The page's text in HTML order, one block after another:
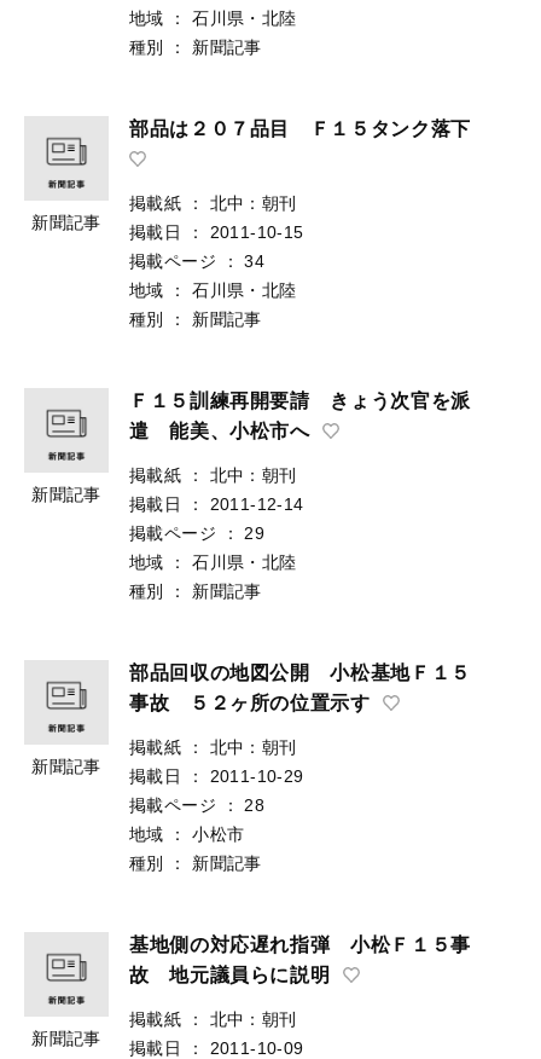
地域
：
石川県・北陸
種別
： 新聞記事
新聞記事
部品は２０７品目 Ｆ１５タンク落下
掲載紙 ：
北中：朝刊
掲載日
：
2011-10-15
掲載ページ
：
34
地域
：
石川県・北陸
種別
： 新聞記事
新聞記事
Ｆ１５訓練再開要請 きょう次官を派
遣 能美、小松市へ
掲載紙 ：
北中：朝刊
掲載日
：
2011-12-14
掲載ページ
：
29
地域
：
石川県・北陸
種別
： 新聞記事
新聞記事
部品回収の地図公開 小松基地Ｆ１５
事故 ５２ヶ所の位置示す
掲載紙 ：
北中：朝刊
掲載日
：
2011-10-29
掲載ページ
：
28
地域
：
小松市
種別
： 新聞記事
新聞記事
基地側の対応遅れ指弾 小松Ｆ１５事
故 地元議員らに説明
掲載紙 ：
北中：朝刊
掲載日
：
2011-10-09